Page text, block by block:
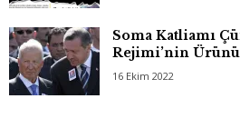
Soma Katliamı
Rejimi’nin
16 Ekim 2022